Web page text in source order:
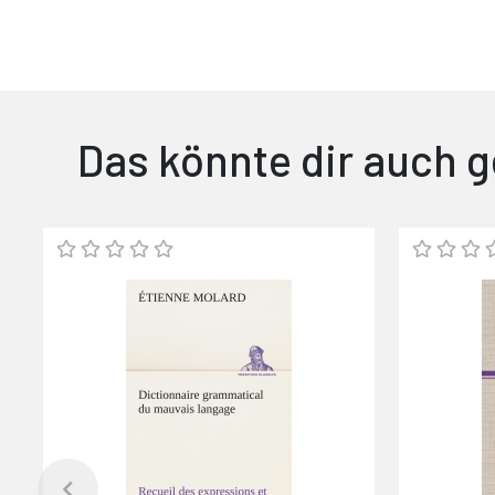
Das könnte dir auch